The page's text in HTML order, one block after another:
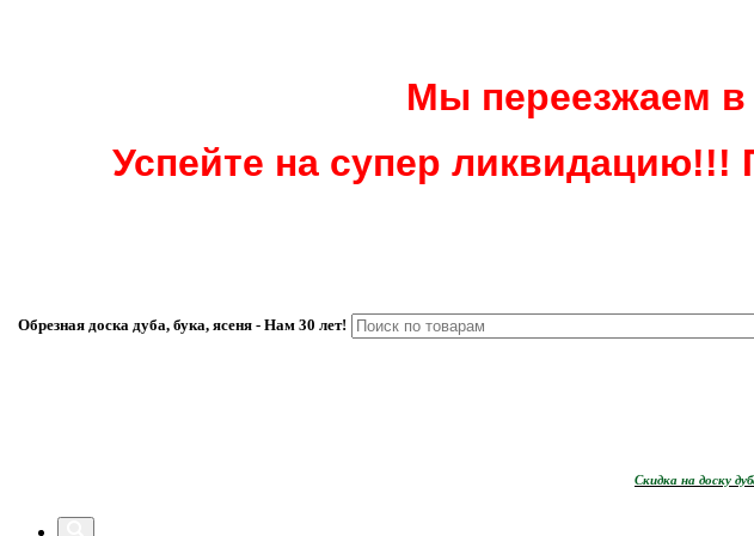
Мы переезжаем в
Успейте на супер ликвидацию!!!
Обрезная доска дуба, бука, ясеня - Нам 30 лет!
Скидка на доску